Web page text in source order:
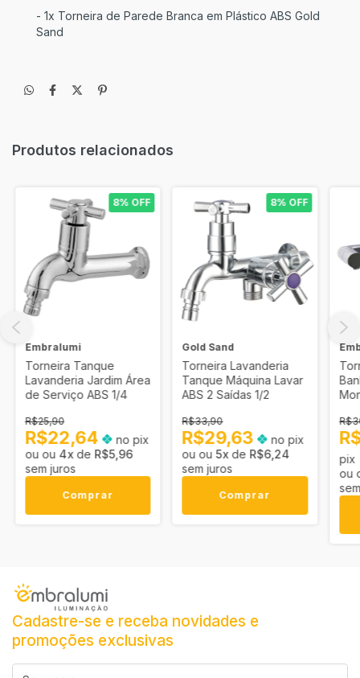
- 1x Torneira de Parede Branca em Plástico ABS Gold
Sand
Produtos relacionados
8% OFF
Embralumi
Torneira Tanque
Lavanderia Jardim Área
de Serviço ABS 1/4
R$25,90
R$22,64
no pix
4x de R$5,96
sem juros
Comprar
8% OFF
Gold Sand
Torneira Lavanderia
Tanque Máquina Lavar
ABS 2 Saídas 1/2
R$33,90
R$29,63
no pix
5x de R$6,24
sem juros
Comprar
pix
Cadastre-se e receba novidades e
promoções exclusivas